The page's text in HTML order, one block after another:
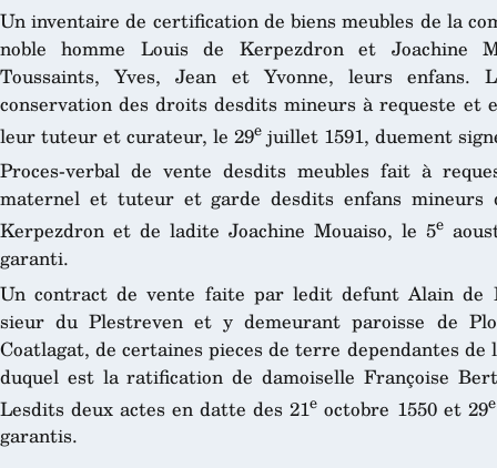
Un inventaire de certification de biens meubles de la
noble homme Louis de Kerpezdron et Joachine
Toussaints, Yves, Jean et Yvonne, leurs
conservation des droits desdits mineurs à requeste et
leur tuteur et curateur, le 29e juillet 1591, duement
Proces-verbal de vente desdits meubles fait à
maternel et tuteur et garde desdits enfans mineurs
Kerpezdron et de ladite Joachine Mouaiso, le 5e
garanti.
Un contract de vente faite par ledit defunt Alain de
sieur du Plestreven et y demeurant paroisse de
Coatlagat, de certaines pieces de terre dependantes
duquel est la ratification de damoiselle Françoise
Lesdits deux actes en datte des 21e octobre 1550 et 29e
garantis.